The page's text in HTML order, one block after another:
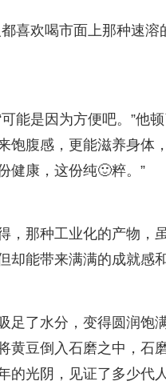
喜欢喝市面上那种速
能是因为方便吧。”他
饱腹感，更能滋养身体
健康，这份纯🙂粹。”
，那种工业化的产物，
能带来满满的成就感
足了水分，变得圆润饱
豆倒入石磨之中，石
光阴，见证了多少代